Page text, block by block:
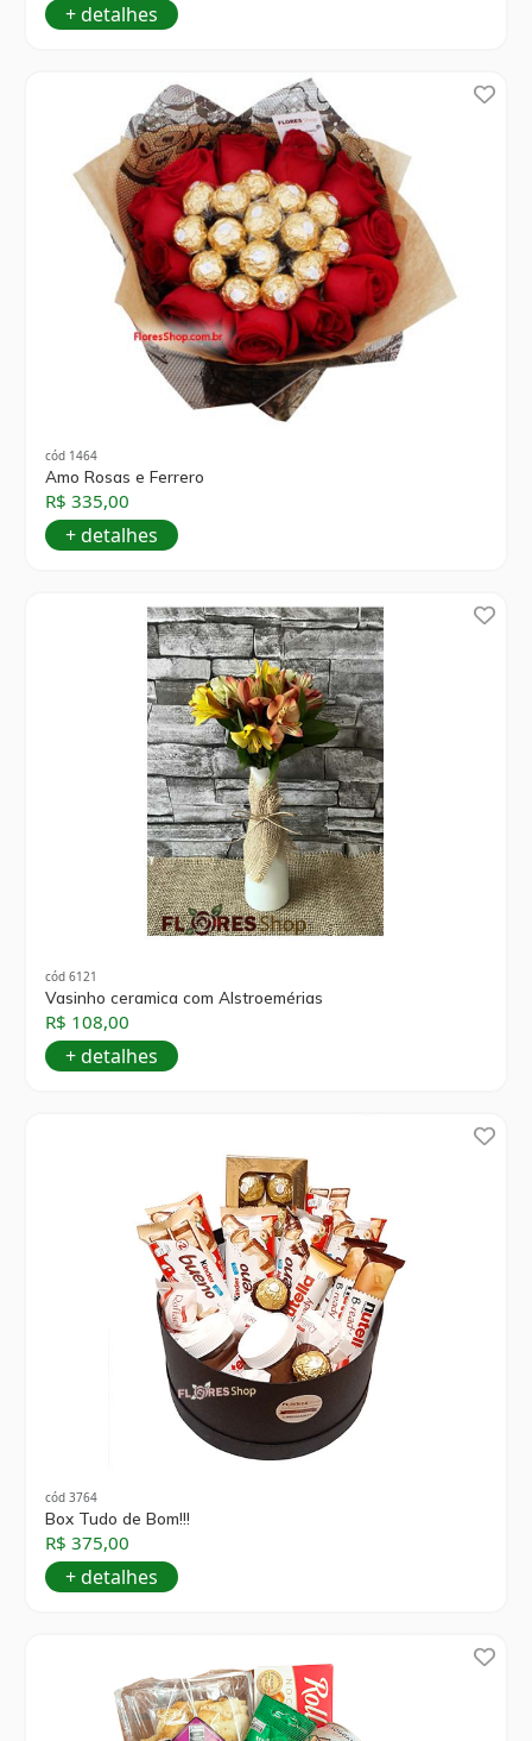
+ detalhes
cód 1464
Amo Rosas e Ferrero
R$ 335,00
+ detalhes
cód 6121
Vasinho ceramica com Alstroemérias
R$ 108,00
+ detalhes
cód 3764
Box Tudo de Bom!!!
R$ 375,00
+ detalhes